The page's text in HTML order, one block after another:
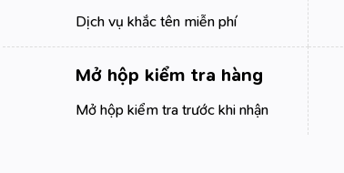
Dịch vụ khắc tên miễn phí
Mở hộp kiểm tra hàng
Mở hộp kiểm tra trước khi nhận